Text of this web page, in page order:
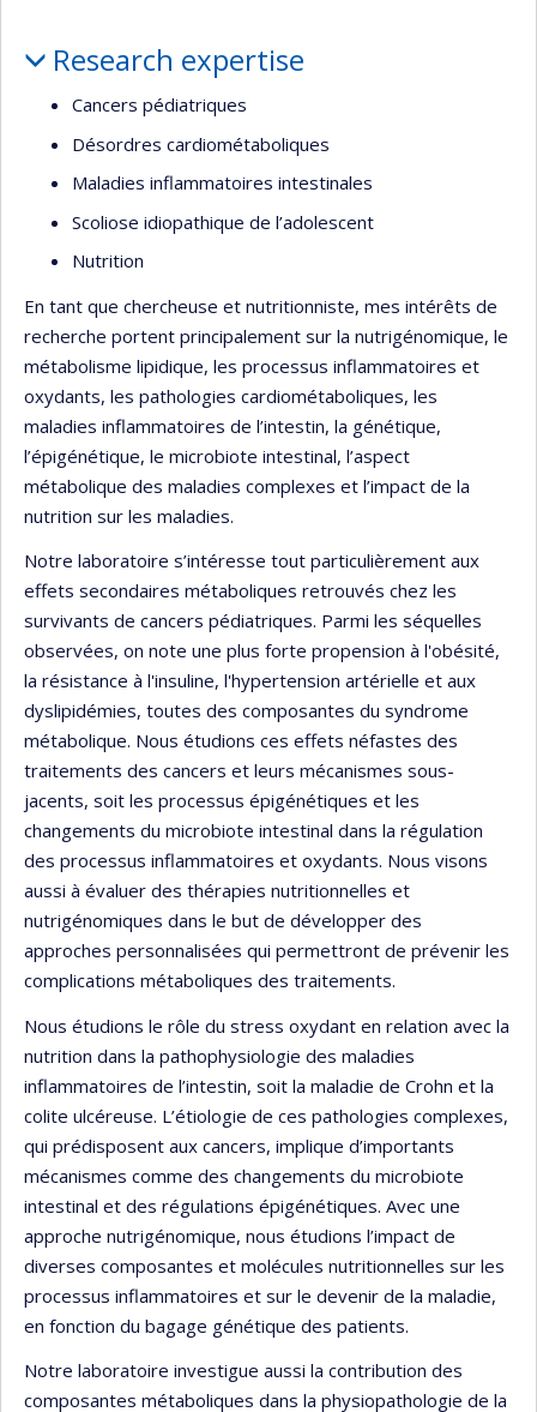
Research expertise
Cancers pédiatriques
Désordres cardiométaboliques
Maladies inflammatoires intestinales
Scoliose idiopathique de l’adolescent
Nutrition
En tant que chercheuse et nutritionniste, mes intérêts de
recherche portent principalement sur la nutrigénomique, le
métabolisme lipidique, les processus inflammatoires et
oxydants, les pathologies cardiométaboliques, les
maladies inflammatoires de l’intestin, la génétique,
l’épigénétique, le microbiote intestinal, l’aspect
métabolique des maladies complexes et l’impact de la
nutrition sur les maladies.
Notre laboratoire s’intéresse tout particulièrement aux
effets secondaires métaboliques retrouvés chez les
survivants de cancers pédiatriques. Parmi les séquelles
observées, on note une plus forte propension à l'obésité,
la résistance à l'insuline, l'hypertension artérielle et aux
dyslipidémies, toutes des composantes du syndrome
métabolique. Nous étudions ces effets néfastes des
traitements des cancers et leurs mécanismes sous-
jacents, soit les processus épigénétiques et les
changements du microbiote intestinal dans la régulation
des processus inflammatoires et oxydants. Nous visons
aussi à évaluer des thérapies nutritionnelles et
nutrigénomiques dans le but de développer des
approches personnalisées qui permettront de prévenir les
complications métaboliques des traitements.
Nous étudions le rôle du stress oxydant en relation avec la
nutrition dans la pathophysiologie des maladies
inflammatoires de l’intestin, soit la maladie de Crohn et la
colite ulcéreuse. L’étiologie de ces pathologies complexes,
qui prédisposent aux cancers, implique d’importants
mécanismes comme des changements du microbiote
intestinal et des régulations épigénétiques. Avec une
approche nutrigénomique, nous étudions l’impact de
diverses composantes et molécules nutritionnelles sur les
processus inflammatoires et sur le devenir de la maladie,
en fonction du bagage génétique des patients.
Notre laboratoire investigue aussi la contribution des
composantes métaboliques dans la physiopathologie de la